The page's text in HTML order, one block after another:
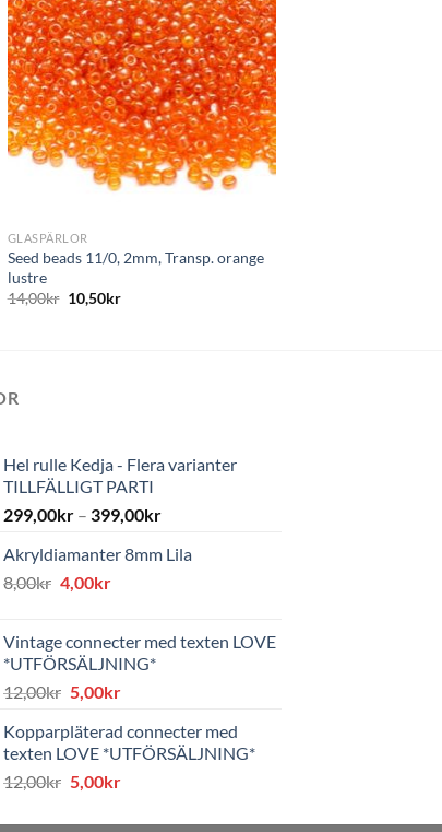
GLASPÄRLOR
Seed beads 11/0, 2mm, Transp. orange
lustre
14,00kr 10,50kr
Hel rulle Kedja - Flera varianter
TILLFÄLLIGT PARTI
299,00kr – 399,00kr
Akryldiamanter 8mm Lila
8,00kr Det
var:
8,00kr.
4,00krDet
är:
4,00kr.
Vintage connecter med texten LOVE
*UTFÖRSÄLJNING*
12,00kr Det
priset
var:
12,00kr.
5,00krDet
priset
är:
5,00kr.
Kopparpläterad connecter med
texten LOVE *UTFÖRSÄLJNING*
12,00kr Det
priset
5,00krDet
priset